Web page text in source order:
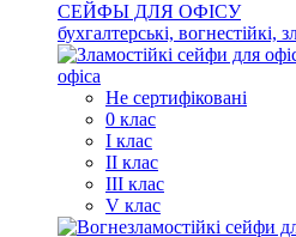
СЕЙФЫ ДЛЯ ОФІСУ
бухгалтерські, вогнестійкі,
офіса
Не сертифіковані
0 клас
I клас
II клас
III клас
V клас